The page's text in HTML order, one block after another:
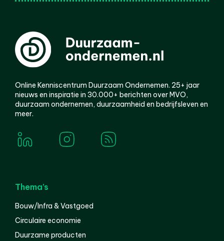
Online Kenniscentrum Duurzaam Ondernemen. 25+ jaar
nieuws en inspiratie in 30.000+ berichten over MVO,
duurzaam ondernemen, duurzaamheid en bedrijfsleven en
meer.
Thema’s
Bouw/Infra & Vastgoed
Circulaire economie
Duurzame producten